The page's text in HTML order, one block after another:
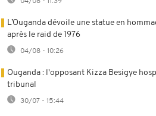
L’Ouganda dévoile une statue en
après le raid de 1976
04/08 - 10:26
Ouganda : l'opposant Kizza Besigye
tribunal
30/07 - 15:44